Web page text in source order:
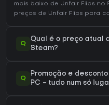
mais baixo de Unfair Flips no
preços de Unfair Flips para
Q
Qual é o preço atual
Steam?
Q
Promoção e
PC - tudo num só